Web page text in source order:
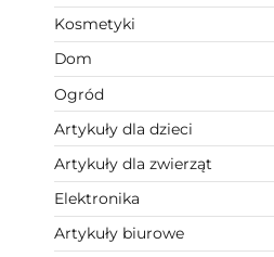
Kosmetyki
Dom
Ogród
Artykuły dla dzieci
Artykuły dla zwierząt
Elektronika
Artykuły biurowe